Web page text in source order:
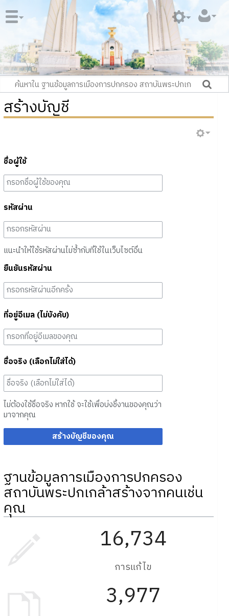
สร้างบัญชี
ชื่อผู้ใช้
รหัสผ่าน
แนะนำให้ใช้รหัสผ่านไม่ซ้ำกับที่ใช้ในเว็บไซต์อื่น
ยืนยันรหัสผ่าน
ที่อยู่อีเมล (ไม่บังคับ)
ชื่อจริง (เลือกไม่ใส่ได้)
ไม่ต้องใช้ชื่อจริง หากใช้ จะใช้เพื่อบ่งชี้งานของคุณว่า
มาจากคุณ
สร้างบัญชีของคุณ
ฐานข้อมูลการเมืองการปกครอง
สถาบันพระปกเกล้าสร้างจากคนเช่น
คุณ
16,734
การแก้ไข
3,977